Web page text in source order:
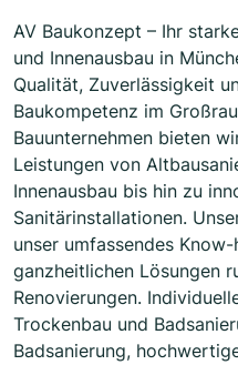
AV Baukonzept – Ihr
und Innenausbau in
Qualität, Zuverlässigkeit
Baukompetenz im
Bauunternehmen bieten
Leistungen von
Innenausbau bis hin zu
Sanitärinstallationen.
unser umfassendes
ganzheitlichen Lösungen
Renovierungen.
Trockenbau und
Badsanierung,